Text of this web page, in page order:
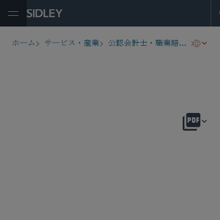
breadcrumbs
ホーム サービス・産業 公認会計士・職業賠償責任 第10